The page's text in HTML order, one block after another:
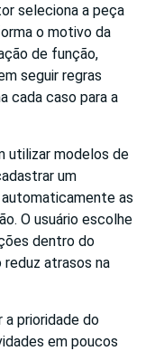
seleciona a peça
o motivo da
de função,
seguir regras
cada caso para a
utilizar modelos de
um
as
O usuário escolhe
dentro do
atrasos na
a prioridade do
em poucos